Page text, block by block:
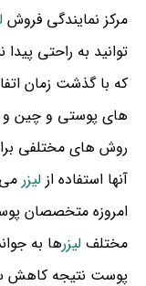
مرکز نمایندگی فروش
توانید به راحتی
که با گذشت زمان
های پوستی و چین
روش های مختلفی
آنها استفاده از لیزر
امروزه متخصصان
مختلف لیزرها به
پوست نتیجه کاهش